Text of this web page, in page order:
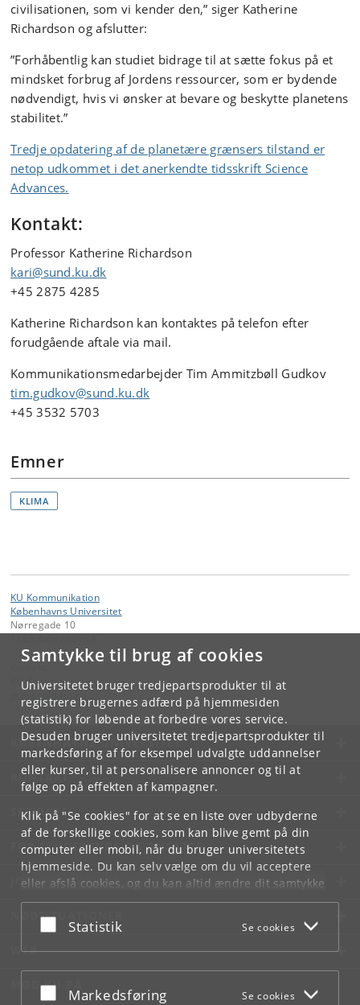
Samtykke til brug af cookies
Universitetet bruger tredjepartsprodukter til at
registrere brugernes adfærd på hjemmesiden
(statistik) for løbende at forbedre vores service.
Desuden bruger universitetet tredjepartsprodukter til
markedsføring af for eksempel udvalgte uddannelser
eller kurser, til at personalisere annoncer og til at
følge op på effekten af kampagner.
Klik på "Se cookies" for at se en liste over udbyderne
af de forskellige cookies, som kan blive gemt på din
computer eller mobil, når du bruger universitetets
hjemmeside. Du kan selv vælge om du vil acceptere
eller afslå cookies, og du kan altid ændre dit samtykke
underCookie- og privatlivspolitiksom du finder i
bunden af hver side.
Acceptér eller afslå
Statistik Se cookies
Acceptér eller afslå
Markedsføring Se cookies
civilisationen, som vi kender den,” siger Katherine
Richardson og afslutter:
”Forhåbentlig kan studiet bidrage til at sætte fokus på et
mindsket forbrug af Jordens ressourcer, som er bydende
nødvendigt, hvis vi ønsker at bevare og beskytte planetens
stabilitet.”
Tredje opdatering af de planetære grænsers tilstand er
netop udkommet i det anerkendte tidsskrift Science
Advances.
Kontakt:
Professor Katherine Richardson
kari@sund.ku.dk
+45 2875 4285
Katherine Richardson kan kontaktes på telefon efter
forudgående aftale via mail.
Kommunikationsmedarbejder Tim Ammitzbøll Gudkov
tim.gudkov@sund.ku.dk
+45 3532 5703
Emner
KLIMA
KU Kommunikation
Københavns Universitet
Nørregade 10
KU Kommunikation
KØBENHAVNS UNIVERSITET
KONTAKT
SERVICES
FOR STUDERENDE OG ANSATTE
JOB OG KARRIERE
NØDSITUATIONER
WEB
MØD KU PÅ